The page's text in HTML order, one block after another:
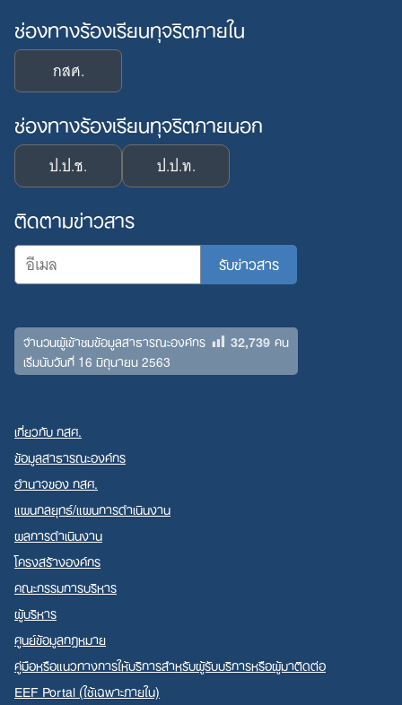
ช่องทางร้องเรียนทุจริตภายใน
กสศ.
ช่องทางร้องเรียนทุจริตภายนอก
ป.ป.ช. ป.ป.ท.
ติดตามข่าวสาร
จำนวนผู้เข้าชมข้อมูลสาธารณะองค์กร 32,739คน
เริ่มนับวันที่ 16 มิถุนายน 2563
เกี่ยวกับ กสศ.
ข้อมูลสาธารณะองค์กร
อำนาจของ กสศ.
แผนกลยุทธ์/แผนการดำเนินงาน
ผลการดำเนินงาน
โครงสร้างองค์กร
คณะกรรมการบริหาร
ผู้บริหาร
ศูนย์ข้อมูลกฎหมาย
คู่มือหรือแนวทางการให้บริการสำหรับผู้รับบริการหรือผู้มาติดต่อ
EEF Portal (ใช้เฉพาะภายใน)